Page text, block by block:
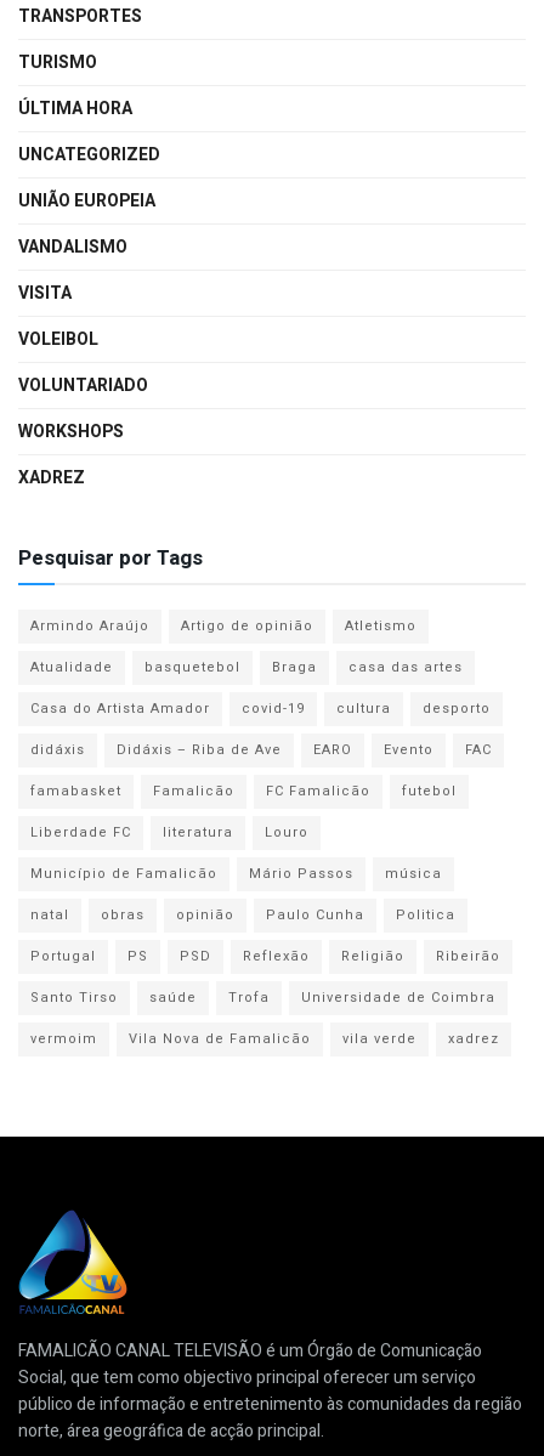
TRANSPORTES
TURISMO
ÚLTIMA HORA
UNCATEGORIZED
UNIÃO EUROPEIA
VANDALISMO
VISITA
VOLEIBOL
VOLUNTARIADO
WORKSHOPS
XADREZ
Pesquisar por Tags
Armindo Araújo Artigo de opinião
Atletismo
Atualidade
basquetebol Braga
casa das artes
Casa do Artista Amador
covid-19 cultura
desporto
didáxis
Didáxis – Riba de Ave EARO Evento
FAC
famabasket
Famalicão FC Famalicão
futebol
Liberdade FC
literatura
Louro
Município de Famalicão
Mário Passos
música
natal
obras opinião Paulo Cunha
Politica
Portugal
PS PSD Reflexão Religião
Ribeirão
Santo Tirso
saúde Trofa
Universidade de Coimbra
vermoim
Vila Nova de Famalicão vila verde xadrez
FAMALICÃO CANAL TELEVISÃO é um Órgão de Comunicação
Social, que tem como objectivo principal oferecer um serviço
público de informação e entretenimento às comunidades da região
norte, área geográfica de acção principal.